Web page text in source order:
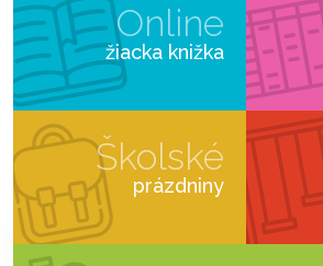
Online
žiacka knižka
Školské
prázdniny